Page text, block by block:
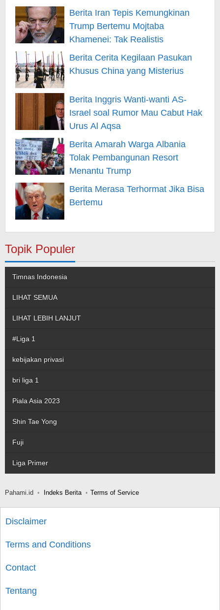
Berita Iran Tepis Kemungkinan
Trump Bertemu Mojtaba
Khamenei: Tak Realistis
Berita Cerita Kegilaan Pasukan
Khusus China yang Misterius
Berita Inggris Wanti-wanti AS-
Israel soal Rumor Mau Cabut Hak
Urus Al Aqsa
Berita Amarah Warga Albania
Tolak Pembangunan Resort
Menantu Trump
Berita Merasa Terhormat Jika Bisa
Bertemu
Topik Populer
Timnas Indonesia
LIHAT SEMUA
LIHAT LEBIH LANJUT
#Liga 1
kebijakan privasi
bri liga 1
Piala Asia 2023
Shin Tae Yong
Fuji
Liga Primer
Pahami.id Indeks Berita Terms of Service
Disclaimer
Terms and Conditions
Contact
Tentang